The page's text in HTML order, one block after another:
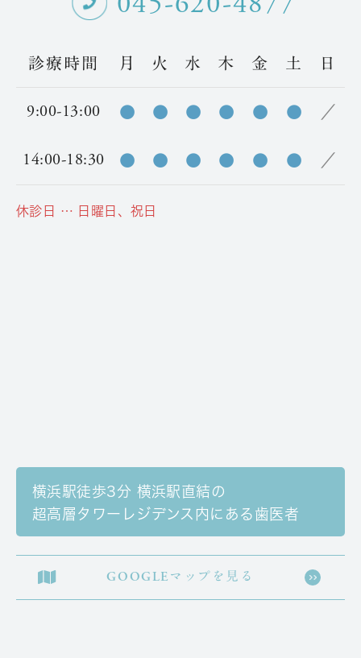
診療時間 月 火 水 木 金 土 日
9:00-13:00 ● ● ● ● ● ● ／
14:00-18:30 ● ● ● ● ● ● ／
休診日 … 日曜日、祝日
横浜駅徒歩3分 横浜駅直結の
超高層タワーレジデンス内にある歯医者
GOOGLEマップを見る